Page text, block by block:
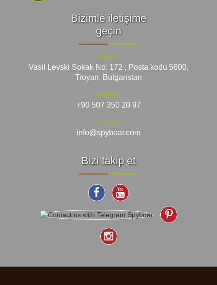
Bizimle iletişime
geçin
Adres:
Vasil Levski Sokak No: 172 ; Posta kodu 5600,
Troyan, Bulgaristan
Telefon:
+90 507 350 20 97
E-mail:
info@spyboar.com
Bizi takip et